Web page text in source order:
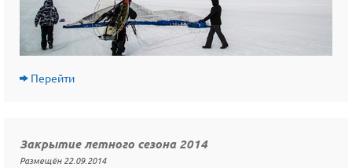
Перейти
Закрытие летного сезона 2014
Размещён 22.09.2014